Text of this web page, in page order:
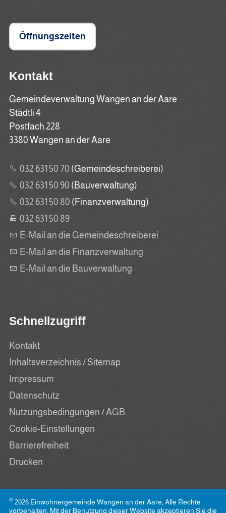
Öffnungszeiten
Kontakt
Gemeindeverwaltung Wangen an der Aare
Städtli 4
Postfach 228
3380 Wangen an der Aare
032 631 50 70 (Gemeindeschreiberei)
032 631 50 90 (Bauverwaltung)
032 631 50 80 (Finanzverwaltung)
032 631 50 89
E-Mail an die Gemeindeschreiberei
E-Mail an die Finanzverwaltung
E-Mail an die Bauverwaltung
Schnellzugriff
Kontakt
Inhaltsverzeichnis / Sitemap
Impressum
Datenschutz
Nutzungsbedingungen / AGB
Cookie-Einstellungen
Barrierefreiheit
Drucken
© 2026 Einwohnergemeinde Wangen an der Aare, Alle Rechte
vorbehalten. Mit der Benutzung dieser Website akzeptieren Sie die